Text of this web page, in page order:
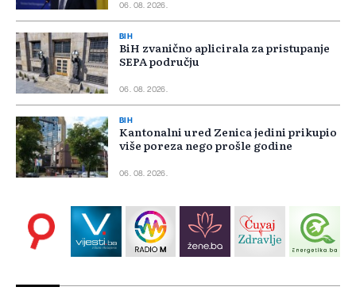
06. 08. 2026.
BIH
BiH zvanično aplicirala za pristupanje
SEPA području
06. 08. 2026.
BIH
Kantonalni ured Zenica jedini prikupio
više poreza nego prošle godine
06. 08. 2026.